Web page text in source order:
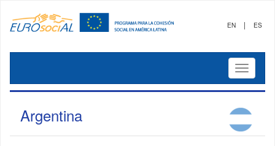
EN | ES
Mostrar
menú
Argentina